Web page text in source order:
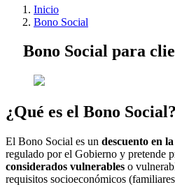
Inicio
Bono Social
Bono Social para
¿Qué es el Bono Social?
El Bono Social es un descuento en
regulado por el Gobierno y pretende
considerados vulnerables o
requisitos socioeconómicos